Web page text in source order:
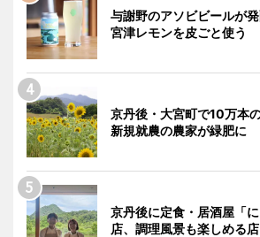
与謝野のアソビビールが
宮津レモンを皮ごと使う
京丹後・大宮町で10万本
新規就農の農家が緑肥に
京丹後に定食・居酒屋「
店、調理風景も楽しめる